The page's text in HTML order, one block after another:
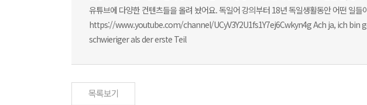
Jessica
선생님
이혜진
유튜브에 다양한 컨텐츠들을 올려 놨어요. 독일어 강의부터 18년 독일생활동안 어떤 일
https://www.youtube.com/channel/UCyV3Y2U1fs1Y7ej6Cwkyn4g Ach ja, ich
schwieriger als der erste Teil
목록보기